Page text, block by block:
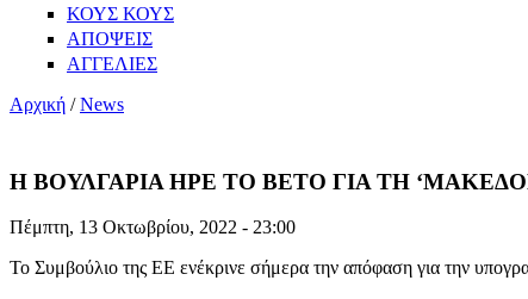
ΚΟΥΣ ΚΟΥΣ
ΑΠΟΨΕΙΣ
ΑΓΓΕΛΙΕΣ
Αρχική /News
Η ΒΟΥΛΓΑΡΙΑ ΗΡΕ ΤΟ ΒΕΤΟ ΓΙΑ ΤΗ
Πέμπτη, 13 Οκτωβρίου, 2022 - 23:00
Το Συμβούλιο της ΕΕ ενέκρινε σήμερα την απόφαση για την